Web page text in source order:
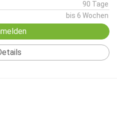
90 Tage
bis 6 Wochen